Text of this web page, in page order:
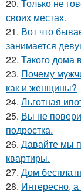
20. Только не
своих местах.
21. Вот что
занимается
22. Такого дома
23. Почему
как и женщины?
24. Льготная
25. Вы не
подростка.
26. Давайте мы
квартиры.
27. Дом
28. Интересно,